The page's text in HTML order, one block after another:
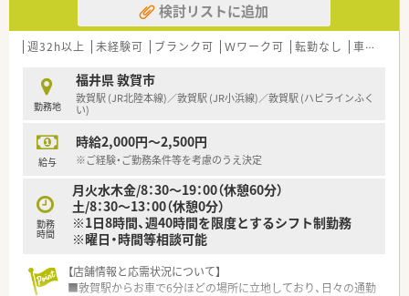
検討リストに追加
週32h以上 未経験可 ブランク可 Ｗワーク可 転勤なし 車通勤可
勤務地
福井県 敦賀市
敦賀駅 (JR北陸本線)／敦賀駅 (JR小浜線)／敦賀駅 (ハピラインふく
い)
給与
時給2,000円～2,500円
※ご経験・ご勤務条件等を考慮のうえ決定
勤務
時間
月火水木金/8：30～19：00（休憩60分）
土/8：30～13：00（休憩0分）
※1日8時間、週40時間を限度とするシフト制勤務
※曜日・時間等相談可能
【店舗情報と応需状況について】
■敦賀駅からお車で6分ほどの場所に立地しており、日々の通勤